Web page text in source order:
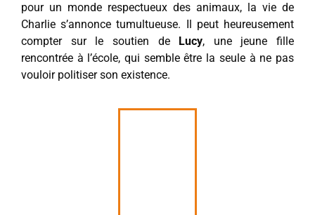
pour un monde respectueux des animaux, la vie de
Charlie s’annonce tumultueuse. Il peut heureusement
compter sur le soutien de
Lucy, une jeune fille
rencontrée à l’école, qui semble être la seule à ne pas
vouloir politiser son existence.